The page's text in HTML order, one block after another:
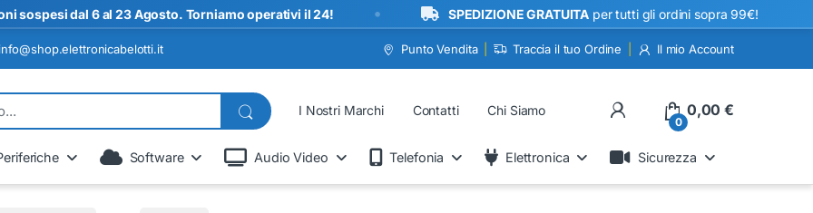
dal 6 al 23 Agosto. Torniamo operativi il 24! • SPEDIZIONE GRATUITAper tutti gli ordini sopra 99€! •
Punto Vendita Traccia il tuo Ordine Il mio Account
I Nostri Marchi Contatti Chi Siamo My Account
0
0,00€
Software Audio Video Telefonia Elettronica Sicurezza